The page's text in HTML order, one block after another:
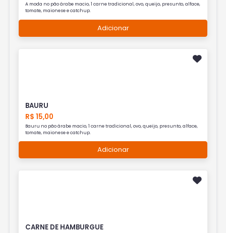
A moda no pão árabe macio, 1 carne tradicional, ovo, queijo, presunto, alface,
tomate, maionese e catchup.
Adicionar
BAURU
R$ 15,00
Bauru no pão árabe macio, 1 carne tradicional, ovo, queijo, presunto, alface,
tomate, maionese e catchup.
Adicionar
CARNE DE HAMBURGUE